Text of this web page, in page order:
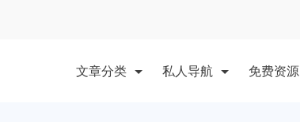
文章分类 私人导航 免费资源